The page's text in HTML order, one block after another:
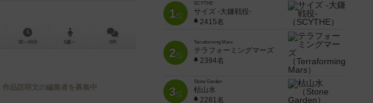
30～60分 5歳～ 0件
作品説明文の編集者を募集中
1位
SCYTHE
サイズ -大鎌戦役-
2415名
2位
Terraforming Mars
テラフォーミングマーズ
2394名
3位
Stone Garden
枯山水
2281名